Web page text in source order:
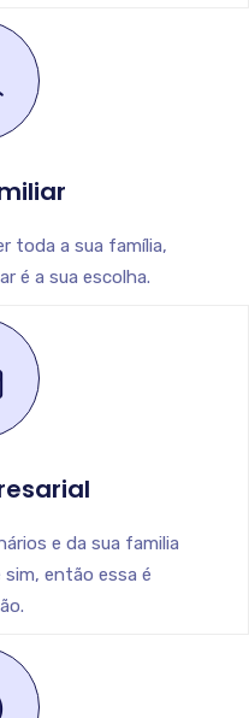
toda a sua família,
é a sua escolha.
e da sua familia
então essa é